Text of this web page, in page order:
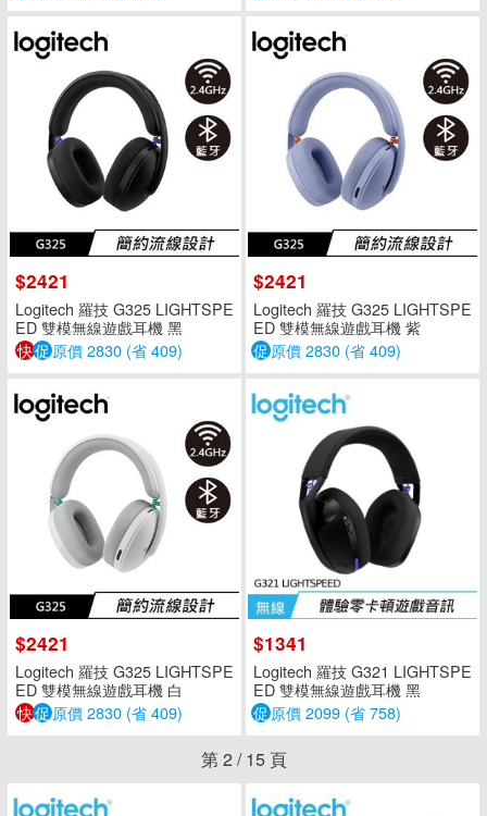
$2421
Logitech 羅技 G325 LIGHTSPE
ED 雙模無線遊戲耳機 黑
快促原價 2830 (省 409)
$2421
Logitech 羅技 G325 LIGHTSPE
ED 雙模無線遊戲耳機 紫
促原價 2830 (省 409)
$2421
Logitech 羅技 G325 LIGHTSPE
ED 雙模無線遊戲耳機 白
快促原價 2830 (省 409)
$1341
Logitech 羅技 G321 LIGHTSPE
ED 雙模無線遊戲耳機 黑
促原價 2099 (省 758)
第 2 /15頁